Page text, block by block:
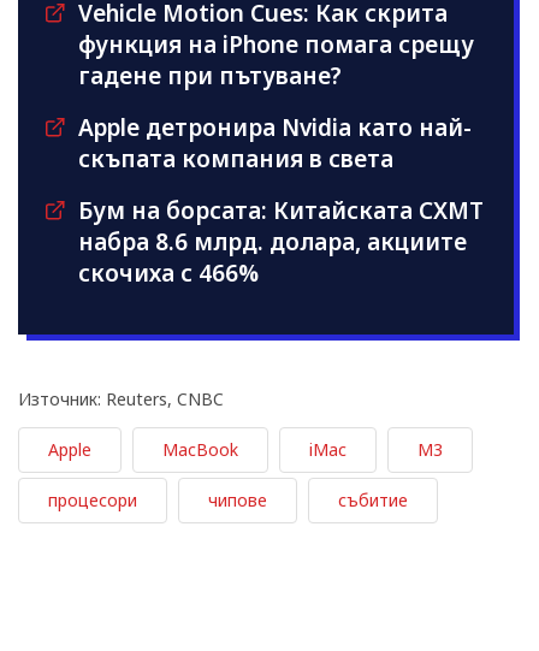
Vehicle Motion Cues: Как скрита
функция на iPhone помага срещу
гадене при пътуване?
Apple детронира Nvidia като най-
скъпата компания в света
Бум на борсата: Китайската CXMT
набра 8.6 млрд. долара, акциите
скочиха с 466%
Източник: Reuters, CNBC
Apple MacBook iMac М3
процесори чипове събитие